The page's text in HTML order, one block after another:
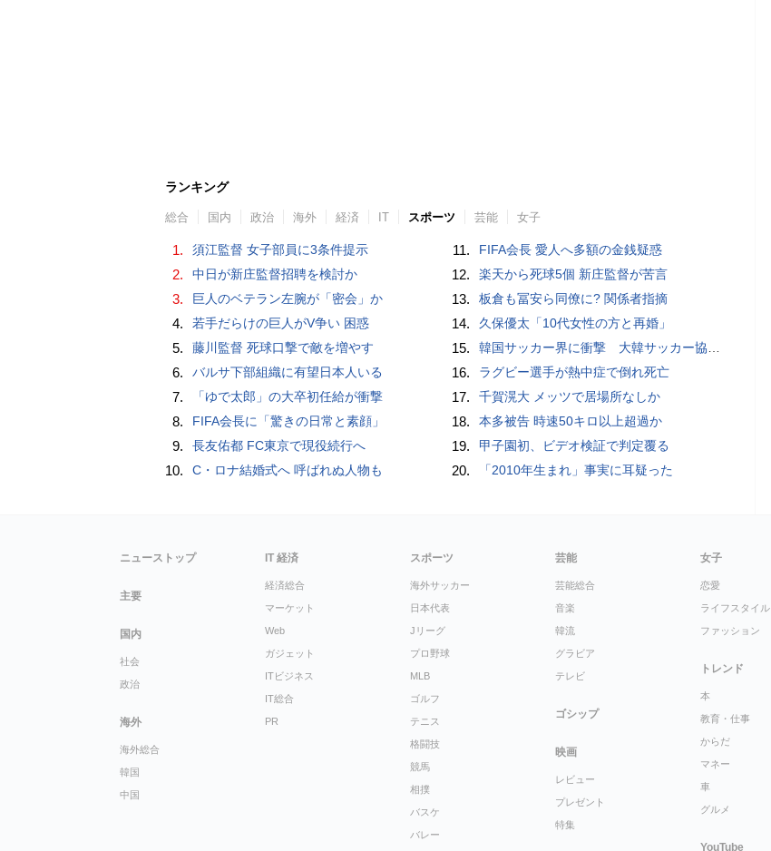
ランキング
総合 国内 政治 海外 経済 IT スポーツ 芸能 女子
1. 須江監督 女子部員に3条件提示
2. 中日が新庄監督招聘を検討か
3. 巨人のベテラン左腕が「密会」か
4. 若手だらけの巨人がV争い 困惑
5. 藤川監督 死球口撃で敵を増やす
6. バルサ下部組織に有望日本人いる
7. 「ゆで太郎」の大卒初任給が衝撃
8. FIFA会長に「驚きの日常と素顔」
9. 長友佑都 FC東京で現役続行へ
10. C・ロナ結婚式へ 呼ばれぬ人物も
11. FIFA会長 愛人へ多額の金銭疑惑
12. 楽天から死球5個 新庄監督が苦言
13. 板倉も冨安ら同僚に? 関係者指摘
14. 久保優太「10代女性の方と再婚」
15. 韓国サッカー界に衝撃 大韓サッカー協会に外国人審判への“性的接待”疑惑 韓国メディアが報道
16. ラグビー選手が熱中症で倒れ死亡
17. 千賀滉大 メッツで居場所なしか
18. 本多被告 時速50キロ以上超過か
19. 甲子園初、ビデオ検証で判定覆る
20. 「2010年生まれ」事実に耳疑った
ニューストップ
主要
国内
社会
政治
海外
海外総合
韓国
中国
IT 経済
経済総合
マーケット
Web
ガジェット
ITビジネス
IT総合
PR
スポーツ
海外サッカー
日本代表
Jリーグ
プロ野球
MLB
ゴルフ
テニス
格闘技
競馬
相撲
バスケ
バレー
芸能
芸能総合
音楽
韓流
グラビア
テレビ
ゴシップ
映画
レビュー
プレゼント
特集
女子
恋愛
ライフスタイル
ファッション
トレンド
本
教育・仕事
からだ
マネー
車
グルメ
YouTube